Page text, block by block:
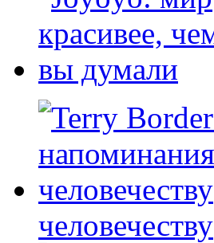
человечеству